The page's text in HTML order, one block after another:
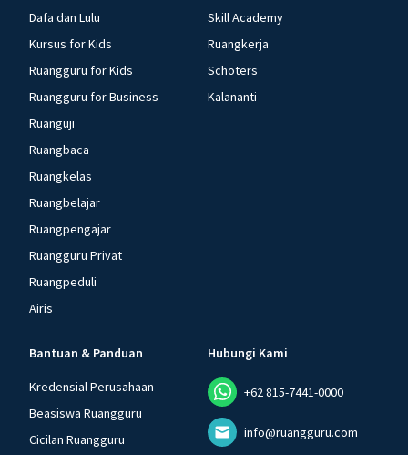
Dafa dan Lulu
Kursus for Kids
Ruangguru for Kids
Ruangguru for Business
Ruanguji
Ruangbaca
Ruangkelas
Ruangbelajar
Ruangpengajar
Ruangguru Privat
Ruangpeduli
Airis
Skill Academy
Ruangkerja
Schoters
Kalananti
Bantuan & Panduan
Kredensial Perusahaan
Beasiswa Ruangguru
Cicilan Ruangguru
Hubungi Kami
+62 815-7441-0000
info@ruangguru.com